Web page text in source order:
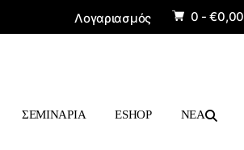
Λογαριασμός 0 -€0,00
ΣΕΜΙΝΑΡΙΑ ESHOP ΝΕΑ